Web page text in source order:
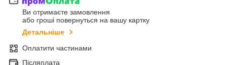
Ви отримаєте замовлення
або гроші повернуться на вашу картку
Детальніше
Оплатити частинами
Післяплата